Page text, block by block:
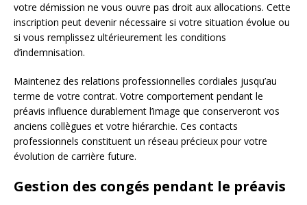
votre démission ne vous ouvre pas droit aux allocations. Cette
inscription peut devenir nécessaire si votre situation évolue ou
si vous remplissez ultérieurement les conditions
d’indemnisation.
Maintenez des relations professionnelles cordiales jusqu’au
terme de votre contrat. Votre comportement pendant le
préavis influence durablement l’image que conserveront vos
anciens collègues et votre hiérarchie. Ces contacts
professionnels constituent un réseau précieux pour votre
évolution de carrière future.
Gestion des congés pendant le préavis